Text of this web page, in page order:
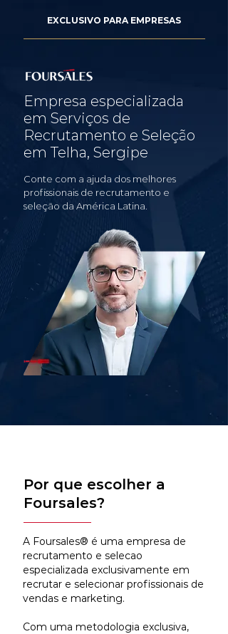
EXCLUSIVO PARA EMPRESAS
Empresa especializada
em Serviços de
Recrutamento e Seleção
em Telha, Sergipe
Conte com a ajuda dos melhores
profissionais de recrutamento e
seleção da América Latina.
Por que escolher a
Foursales?
A Foursales® é uma empresa de
recrutamento e selecao
especializada exclusivamente em
recrutar e selecionar profissionais de
vendas e marketing.
Com uma metodologia exclusiva,